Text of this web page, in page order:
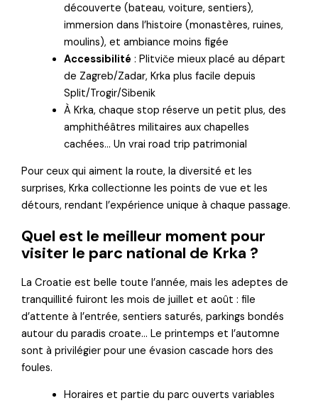
découverte (bateau, voiture, sentiers),
immersion dans l’histoire (monastères, ruines,
moulins), et ambiance moins figée
Accessibilité : Plitviče mieux placé au départ
de Zagreb/Zadar, Krka plus facile depuis
Split/Trogir/Sibenik
À Krka, chaque stop réserve un petit plus, des
amphithéâtres militaires aux chapelles
cachées… Un vrai road trip patrimonial
Pour ceux qui aiment la route, la diversité et les
surprises, Krka collectionne les points de vue et les
détours, rendant l’expérience unique à chaque passage.
Quel est le meilleur moment pour
visiter le parc national de Krka ?
La Croatie est belle toute l’année, mais les adeptes de
tranquillité fuiront les mois de juillet et août : file
d’attente à l’entrée, sentiers saturés, parkings bondés
autour du paradis croate… Le printemps et l’automne
sont à privilégier pour une évasion cascade hors des
foules.
Horaires et partie du parc ouverts variables